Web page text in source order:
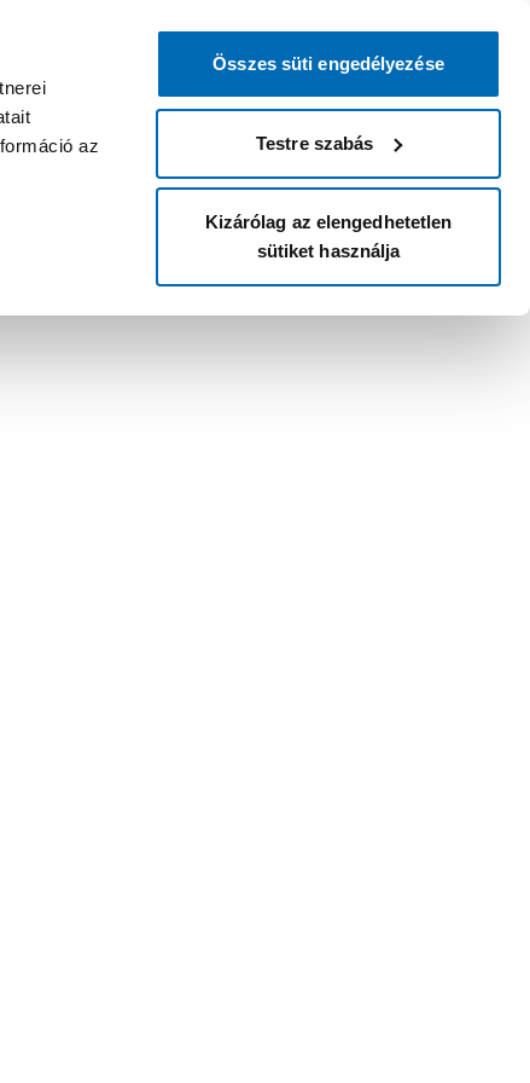
az
Összes süti engedélyezése
Testre szabás
Kizárólag az elengedhetetlen
sütiket használja